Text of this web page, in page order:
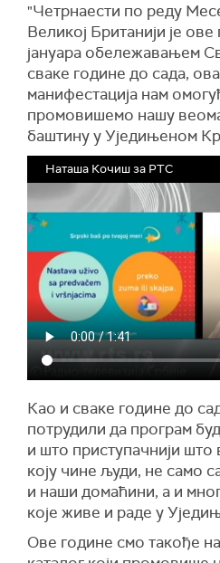
"Четрнаести по реду
Великој Британији је
јануара обележавањем
сваке године до сада,
манифестација нам
промовишемо нашу
баштину у Уједињеном
Наташа Кочиш за РТС
Као и сваке године до
потрудили да програм
и што приступачнији што
коју чине људи, не само
и наши домаћини, а и
које живе и раде у
Ове године смо такође